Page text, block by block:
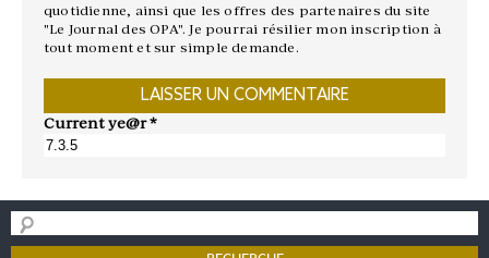
quotidienne, ainsi que les offres des partenaires du site
"Le Journal des OPA". Je pourrai résilier mon inscription à
tout moment et sur simple demande.
Current ye@r*